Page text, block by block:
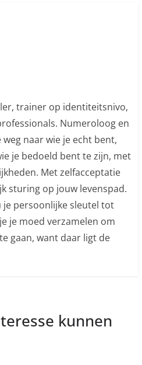
trainer op identiteitsnivo,
Numeroloog en
naar wie je echt bent,
je bedoeld bent te zijn, met
Met zelfacceptatie
sturing op jouw levenspad.
persoonlijke sleutel tot
je moed verzamelen om
gaan, want daar ligt de
kunnen